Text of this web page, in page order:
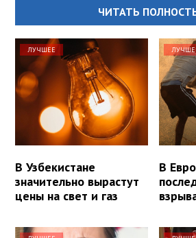
ЧИТАТЬ
ЛУЧШЕЕ
В Узбекистане
значительно вырастут
цены на свет и газ
В